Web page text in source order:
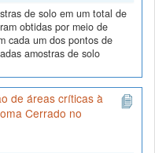
de solo em um total de
obtidas por meio de
cada um dos pontos de
amostras de solo
de áreas críticas à
Cerrado no